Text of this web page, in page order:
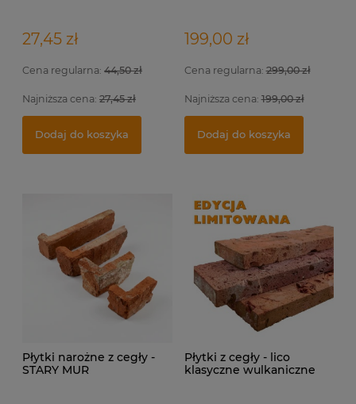
27,45 zł
Cena regularna: 44,50 zł
Najniższa cena: 27,45 zł
Dodaj do koszyka
199,00 zł
Cena regularna:299,00 zł
Najniższa cena:199,00 zł
Dodaj do koszyka
Płytki narożne z cegły -
STARY MUR
Płytki z cegły - lico
klasyczne wulkaniczne
Indywidualna wizualizacja projektu
Dodaj do koszyka